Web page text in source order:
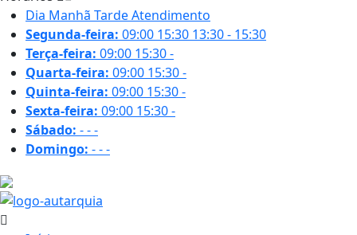
Dia Manhã TardeAtendimento
Segunda-feira: 09:00 15:30 13:30 - 15:30
Terça-feira: 09:00 15:30-
Quarta-feira: 09:00 15:30-
Quinta-feira: 09:00 15:30-
Sexta-feira: 09:00 15:30-
Sábado: ---
Domingo: ---